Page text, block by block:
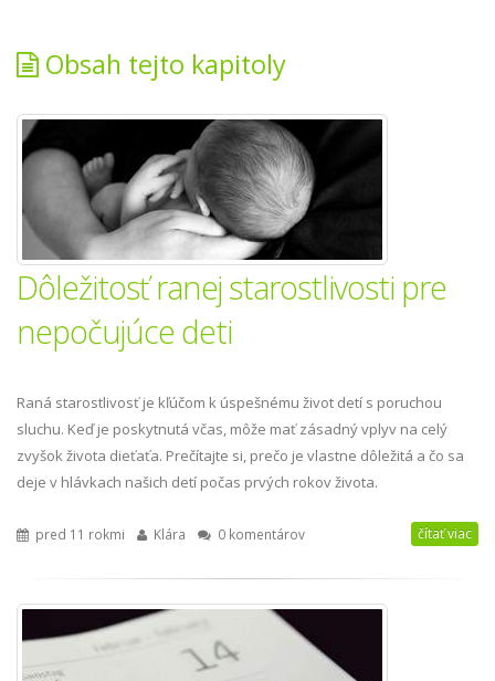
Obsah tejto kapitoly
Dôležitosť ranej starostlivosti pre
nepočujúce deti
Raná starostlivosť je kľúčom k úspešnému život detí s poruchou
sluchu. Keď je poskytnutá včas, môže mať zásadný vplyv na celý
zvyšok života dieťaťa. Prečítajte si, prečo je vlastne dôležitá a čo sa
deje v hlávkach našich detí počas prvých rokov života.
pred 11 rokmi Klára 0 komentárov čítať viac